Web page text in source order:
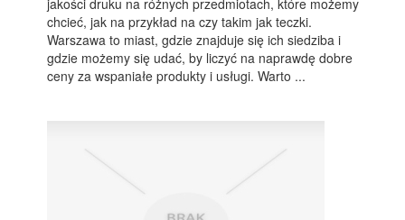
jakości druku na różnych przedmiotach, które możemy
chcieć, jak na przykład na czy takim jak teczki.
Warszawa to miast, gdzie znajduje się ich siedziba i
gdzie możemy się udać, by liczyć na naprawdę dobre
ceny za wspaniałe produkty i usługi. Warto ...